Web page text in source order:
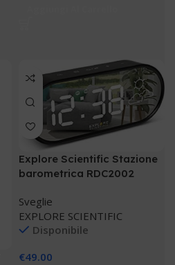
Explore Scientific Stazione
barometrica RDC2002
Sveglie
EXPLORE SCIENTIFIC
Disponibile
€49.00